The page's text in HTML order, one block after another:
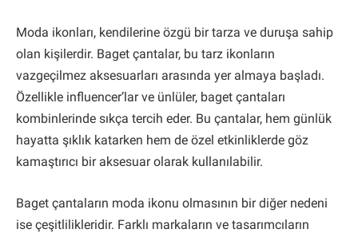
Moda ikonları, kendilerine özgü bir tarza ve duruşa sahip
olan kişilerdir. Baget çantalar, bu tarz ikonların
vazgeçilmez aksesuarları arasında yer almaya başladı.
Özellikle influencer’lar ve ünlüler, baget çantaları
kombinlerinde sıkça tercih eder. Bu çantalar, hem günlük
hayatta şıklık katarken hem de özel etkinliklerde göz
kamaştırıcı bir aksesuar olarak kullanılabilir.
Baget çantaların moda ikonu olmasının bir diğer nedeni
ise çeşitlilikleridir. Farklı markaların ve tasarımcıların